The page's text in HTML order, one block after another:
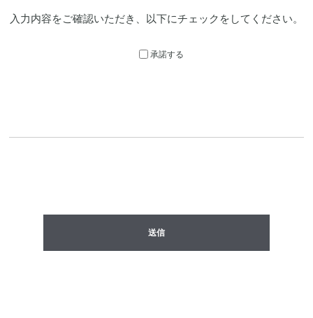
入力内容をご確認いただき、以下にチェックをしてください。
承諾する